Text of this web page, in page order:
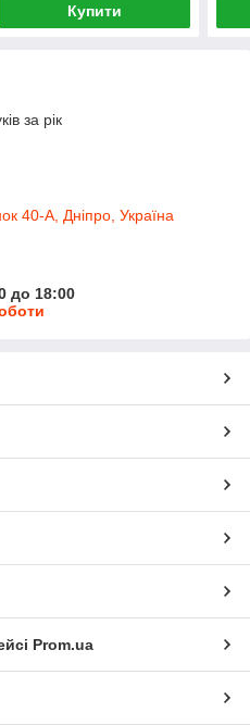
Купити
за рік
40-А, Дніпро, Україна
до 18:00
Prom.ua